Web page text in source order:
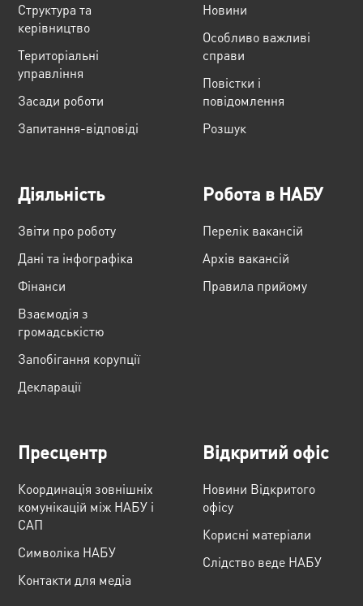
Структура та
керівництво
Територіальні
управління
Засади роботи
Запитання-відповіді
Новини
Особливо важливі
справи
Повістки і
повідомлення
Розшук
Діяльність
Звіти про роботу
Дані та інфографіка
Фінанси
Взаємодія з
громадськістю
Запобігання корупції
Декларації
Робота в НАБУ
Перелік вакансій
Архів вакансій
Правила прийому
Пресцентр
Координація зовнішніх
комунікацій між НАБУ і
САП
Cимволіка НАБУ
Контакти для медіа
Відкритий офіс
Новини Відкритого
офісу
Корисні матеріали
Слідство веде НАБУ